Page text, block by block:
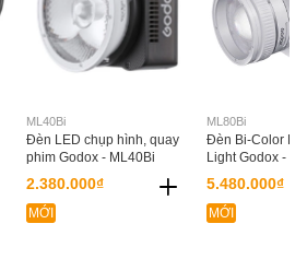
ML40Bi
Đèn LED chụp hình, quay
phim Godox - ML40Bi
2.380.000₫
MỚI
ML80Bi
Đèn Bi-Color
Light Godox -
5.480.000₫
MỚI